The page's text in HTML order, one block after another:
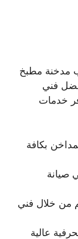
مدخنة مطبخ
فني
خدمات
بكافة
صيانة
من خلال فني
عالية